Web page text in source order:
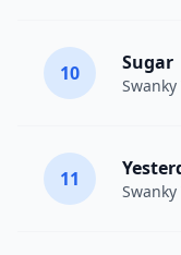
10 Sugar
Swanky
11
Swanky